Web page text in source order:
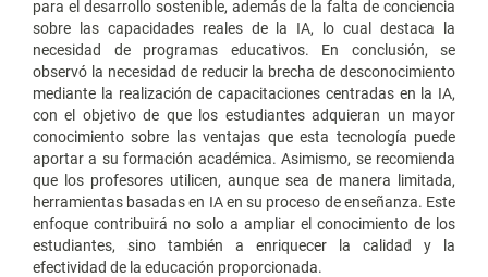
para el desarrollo sostenible, además de la falta de conciencia
sobre las capacidades reales de la IA, lo cual destaca la
necesidad de programas educativos. En conclusión, se
observó la necesidad de reducir la brecha de desconocimiento
mediante la realización de capacitaciones centradas en la IA,
con el objetivo de que los estudiantes adquieran un mayor
conocimiento sobre las ventajas que esta tecnología puede
aportar a su formación académica. Asimismo, se recomienda
que los profesores utilicen, aunque sea de manera limitada,
herramientas basadas en IA en su proceso de enseñanza. Este
enfoque contribuirá no solo a ampliar el conocimiento de los
estudiantes, sino también a enriquecer la calidad y la
efectividad de la educación proporcionada.